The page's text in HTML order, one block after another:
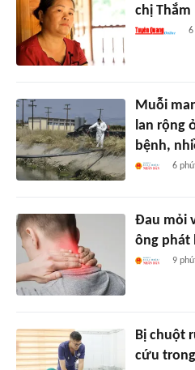
chị Thắm
6
Muỗi
lan rộng
bệnh,
6
Đau mỏi
ông phát
9
Bị chuột
cứu